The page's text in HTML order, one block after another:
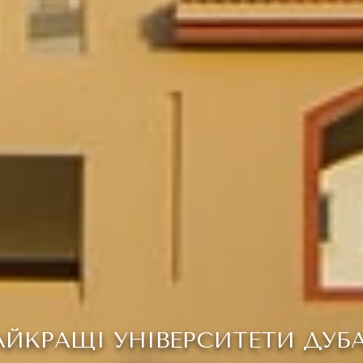
УНІВЕРСИТЕТИ